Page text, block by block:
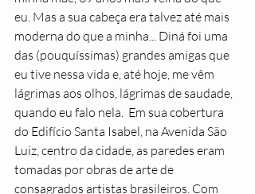
eu. Mas a sua cabeça era talvez até mais
moderna do que a minha... Diná foi uma
das (pouquíssimas) grandes amigas que
eu tive nessa vida e, até hoje, me vêm
lágrimas aos olhos, lágrimas de saudade,
quando eu falo nela.  Em sua cobertura
do Edifício Santa Isabel, na Avenida São
Luiz, centro da cidade, as paredes eram
tomadas por obras de arte de
consagrados artistas brasileiros. Com